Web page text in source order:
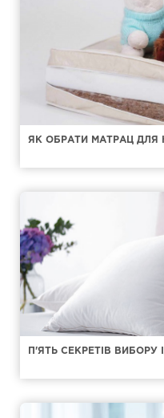
ЯК ОБРАТИ МАТРАЦ
П'ЯТЬ СЕКРЕТІВ ВИБОРУ